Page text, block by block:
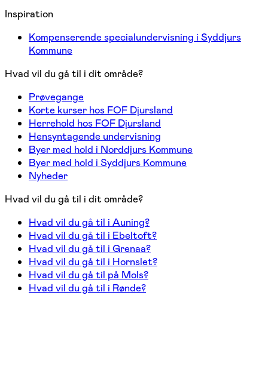
Inspiration
Kompenserende specialundervisning i Syddjurs
Kommune
Hvad vil du gå til i dit område?
Prøvegange
Korte kurser hos FOF Djursland
Herrehold hos FOF Djursland
Hensyntagende undervisning
Byer med hold i Norddjurs Kommune
Byer med hold i Syddjurs Kommune
Nyheder
Hvad vil du gå til i dit område?
Hvad vil du gå til i Auning?
Hvad vil du gå til i Ebeltoft?
Hvad vil du gå til i Grenaa?
Hvad vil du gå til i Hornslet?
Hvad vil du gå til på Mols?
Hvad vil du gå til i Rønde?